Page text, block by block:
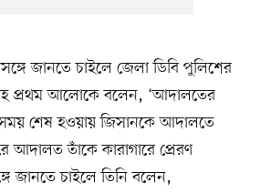
জানতে চাইলে জেলা ডিবি পুলিশের
প্রথম আলোকে বলেন, ‘আদালতের
সময় শেষ হওয়ায় জিসানকে আদালতে
আদালত তাঁকে কারাগারে প্রেরণ
জানতে চাইলে তিনি বলেন,